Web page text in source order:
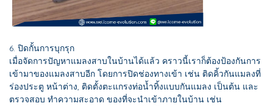
6. ปิดกั้นการบุกรุก
เมื่อจัดการปัญหาแมลงสาบในบ้านได้แล้ว คราวนี้เราก็ต้องป้องกันการ
เข้ามาของแมลงสาบอีก โดยการปิดช่องทางเข้า เช่น ติดคิ้วกันแมลงที่
ร่องประตู หน้าต่าง, ติดตั้งตะแกรงท่อน้ำทิ้งแบบกันแมลง เป็นต้น และ
ตรวจสอบ ทำความสะอาด ของที่จะนำเข้าภายในบ้าน เช่น